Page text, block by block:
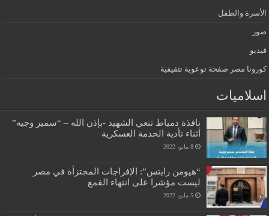
الأسرة والطفل
صور
فيديو
كورونا مصر صفحة توعوية تثقيفية
اسلاميات
نافذة دمياط تنعي الشهيد -بإذن الله – “سمير وجيه”
أثناء تأدية الخدمة العسكرية
8 مايو، 2022
“هيومن رايتس”: الإفراجات المجتزأة في مصر
ليست مؤشرا على انتهاء القمع
5 مايو، 2022